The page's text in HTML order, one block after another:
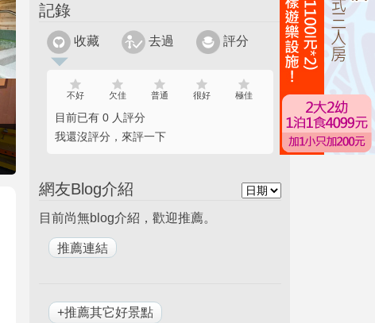
記錄
收藏 去過 評分
不好 欠佳 普通 很好 極佳
目前已有 0 人評分
我還沒評分，來評一下
網友Blog介紹
目前尚無blog介紹，歡迎推薦。
+推薦其它好景點